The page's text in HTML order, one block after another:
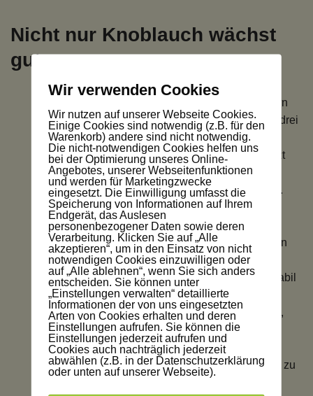
Nicht nur Knoblauch wächst
gut
Vorgestern
habe ich drei
Tomaten
eingesetzt
und eine
Erdbeere.
Alle vier
Pflanzen
entwickeln
sich gut,
wirken stabil
beginnen,
sich der
entgegen zu
Wir verwenden Cookies
Wir nutzen auf unserer Webseite Cookies.
Einige Cookies sind notwendig (z.B. für den
Warenkorb) andere sind nicht notwendig.
Die nicht-notwendigen Cookies helfen uns
bei der Optimierung unseres Online-
Angebotes, unserer Webseitenfunktionen
und werden für Marketingzwecke
eingesetzt. Die Einwilligung umfasst die
Speicherung von Informationen auf Ihrem
Endgerät, das Auslesen
personenbezogener Daten sowie deren
Verarbeitung. Klicken Sie auf „Alle
akzeptieren“, um in den Einsatz von nicht
notwendigen Cookies einzuwilligen oder
auf „Alle ablehnen“, wenn Sie sich anders
entscheiden. Sie können unter
„Einstellungen verwalten“ detaillierte
Informationen der von uns eingesetzten
Arten von Cookies erhalten und deren
Einstellungen aufrufen. Sie können die
Einstellungen jederzeit aufrufen und
Cookies auch nachträglich jederzeit
abwählen (z.B. in der Datenschutzerklärung
oder unten auf unserer Webseite).